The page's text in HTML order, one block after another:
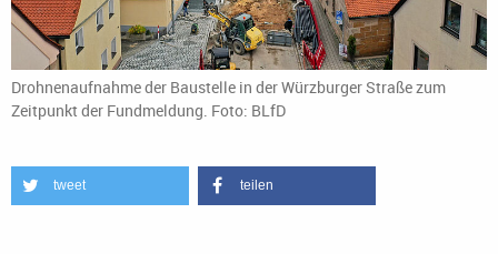
Drohnenaufnahme der Baustelle in der Würzburger Straße zum
Zeitpunkt der Fundmeldung. Foto: BLfD
tweet teilen